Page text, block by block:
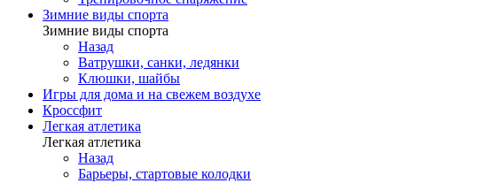
Зимние виды спорта
Зимние виды спорта
Назад
Ватрушки, санки, ледянки
Клюшки, шайбы
Игры для дома и на свежем воздухе
Кроссфит
Легкая атлетика
Легкая атлетика
Назад
Барьеры, стартовые колодки